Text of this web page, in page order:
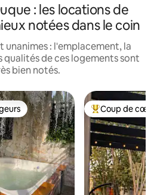
: les locations de
notées dans le coin
unanimes : l'emplacement, la
de ces logements sont
bien notés.
parmi les plus aimés Coup de cœur
Coup de cœur